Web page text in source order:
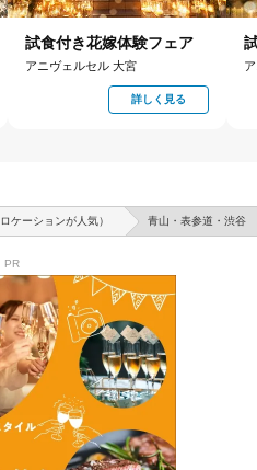
試食付き花嫁体験フェア
アニヴェルセル 大宮
詳しく見る
ケーションが人気） 青山・表参道・渋谷
PR